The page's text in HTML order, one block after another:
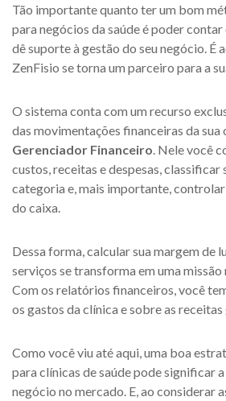
Tão importante quanto ter um bom
para negócios da saúde é poder
dê suporte à gestão do seu negócio. É
ZenFisio se torna um parceiro para a
O sistema conta com um recurso
das movimentações financeiras da sua
Gerenciador Financeiro. Nele você
custos, receitas e despesas, classificar
categoria e, mais importante, controlar
do caixa.
Dessa forma, calcular sua margem de
serviços se transforma em uma
Com os relatórios financeiros, você
os gastos da clínica e sobre as receitas
Como você viu até aqui, uma boa
para clínicas de saúde pode significar
negócio no mercado. E, ao considerar